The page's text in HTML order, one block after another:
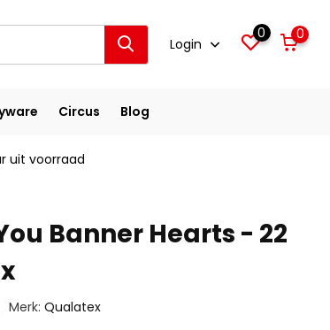
Login
0 0
Circus Blog
uit voorraad
Banner Hearts - 22
Merk:Qualatex